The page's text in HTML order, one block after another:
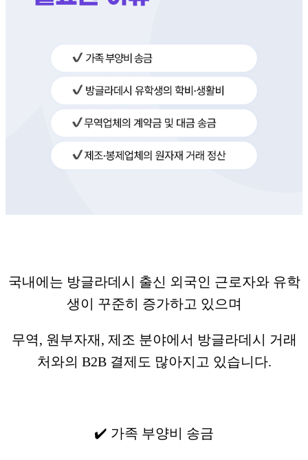
국내에는 방글라데시 출신 외국인 근로자와 유학
생이 꾸준히 증가하고 있으며
무역, 원부자재, 제조 분야에서 방글라데시 거래
처와의 B2B 결제도 많아지고 있습니다.
✔️ 가족 부양비 송금